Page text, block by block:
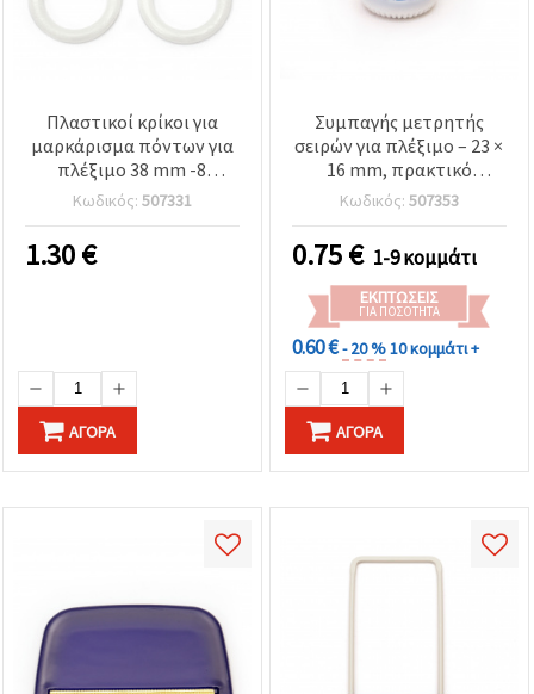
Πλαστικοί κρίκοι για
μαρκάρισμα πόντων για
πλέξιμο 38 mm -8
τεμαχίων
Κωδικός: 507331
1.30€
ΑΓΟΡΆ
Συμπαγής μετρητής
σειρών για πλέξιμο – 23 ×
16 mm, πρακτικό
εργαλείο για πλεκτικά
έργα
Κωδικός: 507353
0.75€ 1-9 κομμάτι
ΕΚΠΤΏΣΕΙΣ
ΓΙΑ ΠΟΣΌΤΗΤΑ
0.60 €- 20 %10 κομμάτι +
ΑΓΟΡΆ